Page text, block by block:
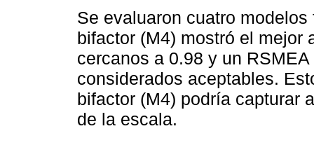
Se evaluaron cuatro
bifactor (M4) mostró el mejor
cercanos a 0.98 y un
considerados aceptables.
bifactor (M4) podría capturar
de la escala.